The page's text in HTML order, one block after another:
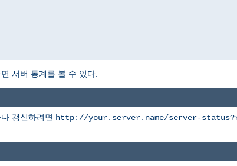
서버 통계를 볼 수 있다.
갱신하려면 http://your.server.name/server-